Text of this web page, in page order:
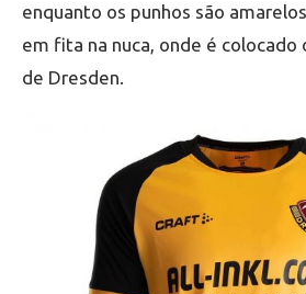
enquanto os punhos são
em fita na nuca, onde é colocado
de Dresden.